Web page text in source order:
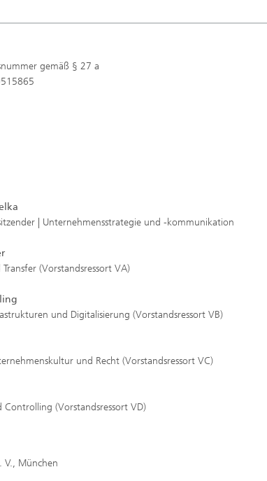
gemäß § 27 a
| Unternehmensstrategie und -kommunikation
(Vorstandsressort VA)
und Digitalisierung (Vorstandsressort VB)
und Recht (Vorstandsressort VC)
(Vorstandsressort VD)
V., München